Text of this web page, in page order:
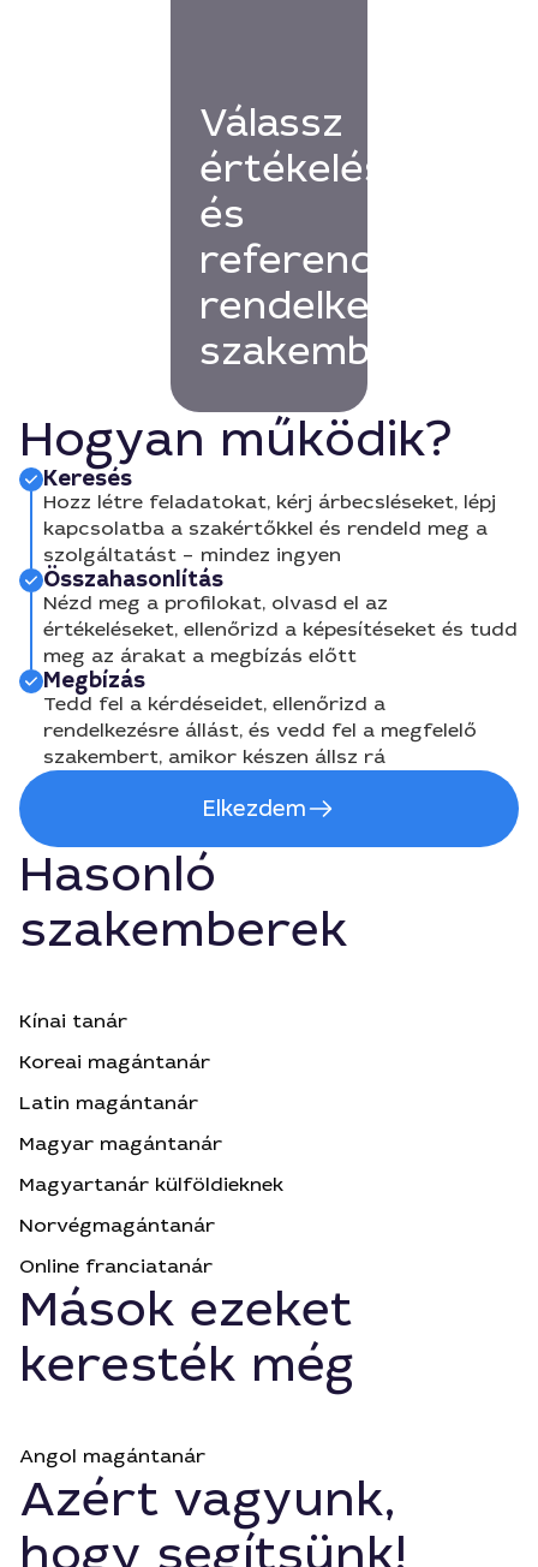
Válassz
értékelésekkel
és
referenciákkal
rendelkező
szakembert!
Hogyan működik?
Keresés
Hozz létre feladatokat, kérj árbecsléseket, lépj
kapcsolatba a szakértőkkel és rendeld meg a
szolgáltatást – mindez ingyen
Összahasonlítás
Nézd meg a profilokat, olvasd el az
értékeléseket, ellenőrizd a képesítéseket és tudd
meg az árakat a megbízás előtt
Megbízás
Tedd fel a kérdéseidet, ellenőrizd a
rendelkezésre állást, és vedd fel a megfelelő
szakembert, amikor készen állsz rá
Elkezdem
Hasonló
szakemberek
Kínai tanár
Koreai magántanár
Latin magántanár
Magyar magántanár
Magyartanár külföldieknek
Norvégmagántanár
Online franciatanár
Mások ezeket
keresték még
Angol magántanár
Azért vagyunk,